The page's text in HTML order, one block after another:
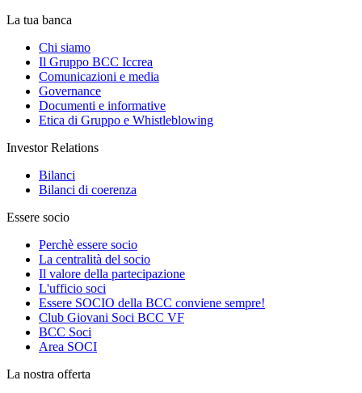
La tua banca
Chi siamo
Il Gruppo BCC Iccrea
Comunicazioni e media
Governance
Documenti e informative
Etica di Gruppo e Whistleblowing
Investor Relations
Bilanci
Bilanci di coerenza
Essere socio
Perchè essere socio
La centralità del socio
Il valore della partecipazione
L'ufficio soci
Essere SOCIO della BCC conviene sempre!
Club Giovani Soci BCC VF
BCC Soci
Area SOCI
La nostra offerta